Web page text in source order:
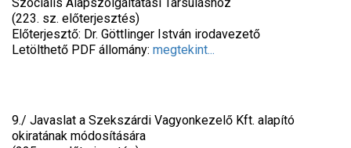
(223. sz. előterjesztés)
Előterjesztő: Dr. Göttlinger István irodavezető
Letölthető PDF állomány: megtekint...
9./ Javaslat a Szekszárdi Vagyonkezelő Kft. alapító
okiratának módosítására